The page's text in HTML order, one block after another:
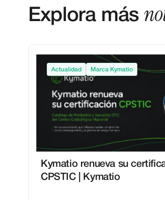
Explora más
Actualidad Marca Kymatio
Kymatio renueva su
CPSTIC | Kymatio